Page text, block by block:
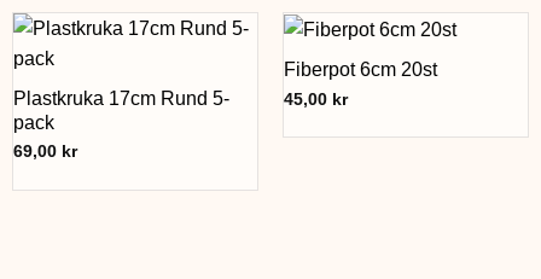
Plastkruka 17cm Rund 5-
pack
69,00 kr
Fiberpot 6cm 20st
45,00 kr